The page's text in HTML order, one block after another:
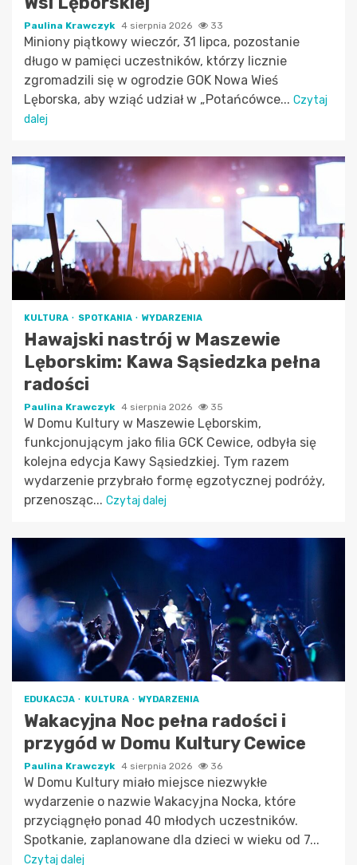
Paulina Krawczyk 4 sierpnia 2026 33
Miniony piątkowy wieczór, 31 lipca, pozostanie
długo w pamięci uczestników, którzy licznie
zgromadzili się w ogrodzie GOK Nowa Wieś
Lęborska, aby wziąć udział w „Potańcówce... Czytaj
dalej
KULTURA SPOTKANIA WYDARZENIA
Hawajski nastrój w Maszewie
Lęborskim: Kawa Sąsiedzka pełna
radości
Paulina Krawczyk 4 sierpnia 2026 35
W Domu Kultury w Maszewie Lęborskim,
funkcjonującym jako filia GCK Cewice, odbyła się
kolejna edycja Kawy Sąsiedzkiej. Tym razem
wydarzenie przybrało formę egzotycznej podróży,
przenosząc... Czytaj dalej
EDUKACJA KULTURA WYDARZENIA
Wakacyjna Noc pełna radości i
przygód w Domu Kultury Cewice
Paulina Krawczyk 4 sierpnia 2026 36
W Domu Kultury miało miejsce niezwykłe
wydarzenie o nazwie Wakacyjna Nocka, które
przyciągnęło ponad 40 młodych uczestników.
Spotkanie, zaplanowane dla dzieci w wieku od 7...
Czytaj dalej